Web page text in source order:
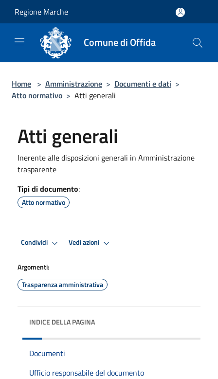
Regione Marche
Comune di Offida
Home > Amministrazione > Documenti e dati >
Atto normativo > Atti generali
Atti generali
Inerente alle disposizioni generali in Amministrazione
trasparente
Tipi di documento:
Atto normativo
Condividi Vedi azioni
Argomenti:
Trasparenza amministrativa
INDICE DELLA PAGINA
Documenti
Ufficio responsabile del documento